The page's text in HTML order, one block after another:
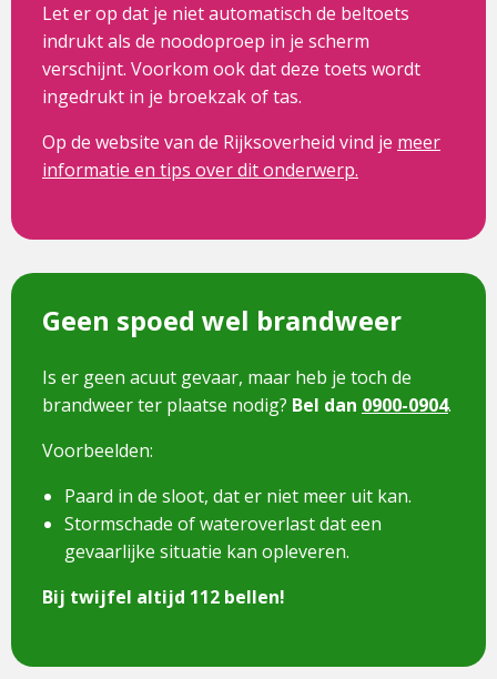
Let er op dat je niet automatisch de beltoets
indrukt als de noodoproep in je scherm
verschijnt. Voorkom ook dat deze toets wordt
ingedrukt in je broekzak of tas.
Op de website van de Rijksoverheid vind je meer
informatie en tips over dit onderwerp.
Geen spoed wel brandweer
Is er geen acuut gevaar, maar heb je toch de
brandweer ter plaatse nodig? Bel dan 0900-0904.
Voorbeelden:
Paard in de sloot, dat er niet meer uit kan.
Stormschade of wateroverlast dat een
gevaarlijke situatie kan opleveren.
Bij twijfel altijd 112 bellen!